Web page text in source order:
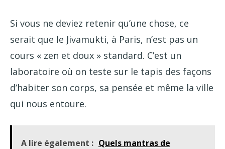
Si vous ne deviez retenir qu’une chose, ce
serait que le Jivamukti, à Paris, n’est pas un
cours « zen et doux » standard. C’est un
laboratoire où on teste sur le tapis des façons
d’habiter son corps, sa pensée et même la ville
qui nous entoure.
A lire également : Quels mantras de